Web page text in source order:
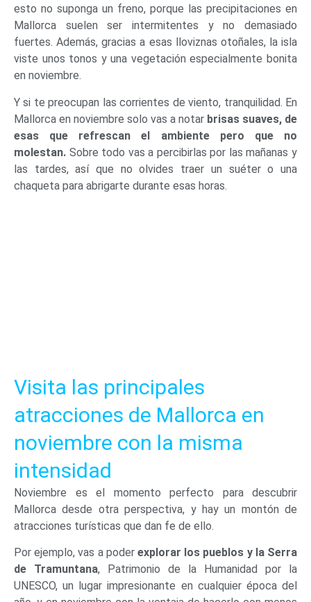
esto no suponga un freno, porque las precipitaciones en
Mallorca suelen ser intermitentes y no demasiado
fuertes. Además, gracias a esas lloviznas otoñales, la isla
viste unos tonos y una vegetación especialmente bonita
en noviembre.
Y si te preocupan las corrientes de viento, tranquilidad. En
Mallorca en noviembre solo vas a notar brisas suaves, de
esas que refrescan el ambiente pero que no
molestan. Sobre todo vas a percibirlas por las mañanas y
las tardes, así que no olvides traer un suéter o una
chaqueta para abrigarte durante esas horas.
Visita las principales
atracciones de Mallorca en
noviembre con la misma
intensidad
Noviembre es el momento perfecto para descubrir
Mallorca desde otra perspectiva, y hay un montón de
atracciones turísticas que dan fe de ello.
Por ejemplo, vas a poder explorar los pueblos y la Serra
de Tramuntana, Patrimonio de la Humanidad por la
UNESCO, un lugar impresionante en cualquier época del